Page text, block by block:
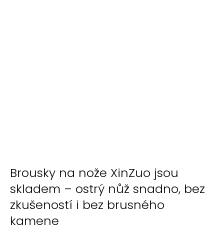
Brousky na nože XinZuo jsou
skladem – ostrý nůž snadno, bez
zkušeností i bez brusného
kamene